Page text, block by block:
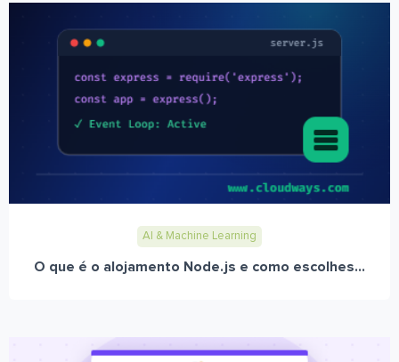
AI & Machine Learning
O que é o alojamento Node.js e como escolhes...